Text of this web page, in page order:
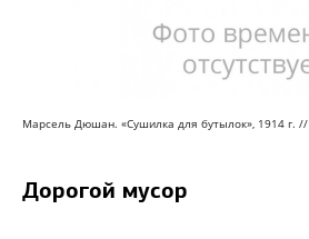
Марсель Дюшан. «Сушилка для бутылок», 1914 г. //
Дорогой мусор